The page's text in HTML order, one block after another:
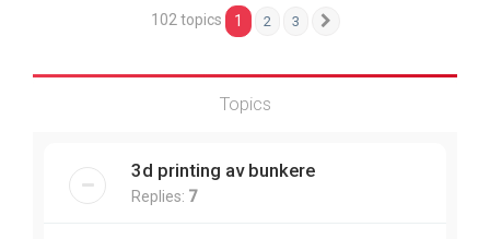
102 topics 1 2 3
Topics
3d printing av bunkere
Replies: 7